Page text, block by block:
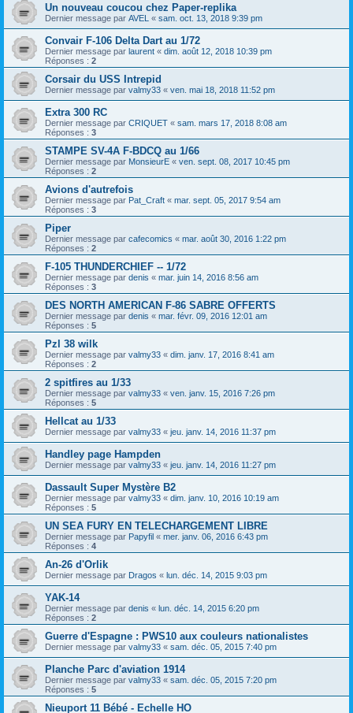
Un nouveau coucou chez Paper-replika
Dernier message par AVEL « sam. oct. 13, 2018 9:39 pm
Convair F-106 Delta Dart au 1/72
Dernier message par laurent « dim. août 12, 2018 10:39 pm
Réponses : 2
Corsair du USS Intrepid
Dernier message par valmy33 « ven. mai 18, 2018 11:52 pm
Extra 300 RC
Dernier message par CRIQUET « sam. mars 17, 2018 8:08 am
Réponses : 3
STAMPE SV-4A F-BDCQ au 1/66
Dernier message par MonsieurE « ven. sept. 08, 2017 10:45 pm
Réponses : 2
Avions d'autrefois
Dernier message par Pat_Craft « mar. sept. 05, 2017 9:54 am
Réponses : 3
Piper
Dernier message par cafecomics « mar. août 30, 2016 1:22 pm
Réponses : 2
F-105 THUNDERCHIEF -- 1/72
Dernier message par denis « mar. juin 14, 2016 8:56 am
Réponses : 3
DES NORTH AMERICAN F-86 SABRE OFFERTS
Dernier message par denis « mar. févr. 09, 2016 12:01 am
Réponses : 5
Pzl 38 wilk
Dernier message par valmy33 « dim. janv. 17, 2016 8:41 am
Réponses : 2
2 spitfires au 1/33
Dernier message par valmy33 « ven. janv. 15, 2016 7:26 pm
Réponses : 5
Hellcat au 1/33
Dernier message par valmy33 « jeu. janv. 14, 2016 11:37 pm
Handley page Hampden
Dernier message par valmy33 « jeu. janv. 14, 2016 11:27 pm
Dassault Super Mystère B2
Dernier message par valmy33 « dim. janv. 10, 2016 10:19 am
Réponses : 5
UN SEA FURY EN TELECHARGEMENT LIBRE
Dernier message par Papyfil « mer. janv. 06, 2016 6:43 pm
Réponses : 4
An-26 d'Orlik
Dernier message par Dragos « lun. déc. 14, 2015 9:03 pm
YAK-14
Dernier message par denis « lun. déc. 14, 2015 6:20 pm
Réponses : 2
Guerre d'Espagne : PWS10 aux couleurs nationalistes
Dernier message par valmy33 « sam. déc. 05, 2015 7:40 pm
Planche Parc d'aviation 1914
Dernier message par valmy33 « sam. déc. 05, 2015 7:20 pm
Réponses : 5
Nieuport 11 Bébé - Echelle HO